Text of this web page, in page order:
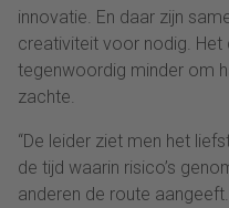
innovatie. En daar zijn
creativiteit voor nodig. Het
tegenwoordig minder om
zachte.
“De leider ziet men het
de tijd waarin risico’s
anderen de route